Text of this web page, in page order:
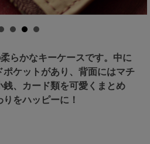
らかなキーケースです。中に
ケットがあり、背面にはマチ
、カード類を可愛くまとめ
をハッピーに！